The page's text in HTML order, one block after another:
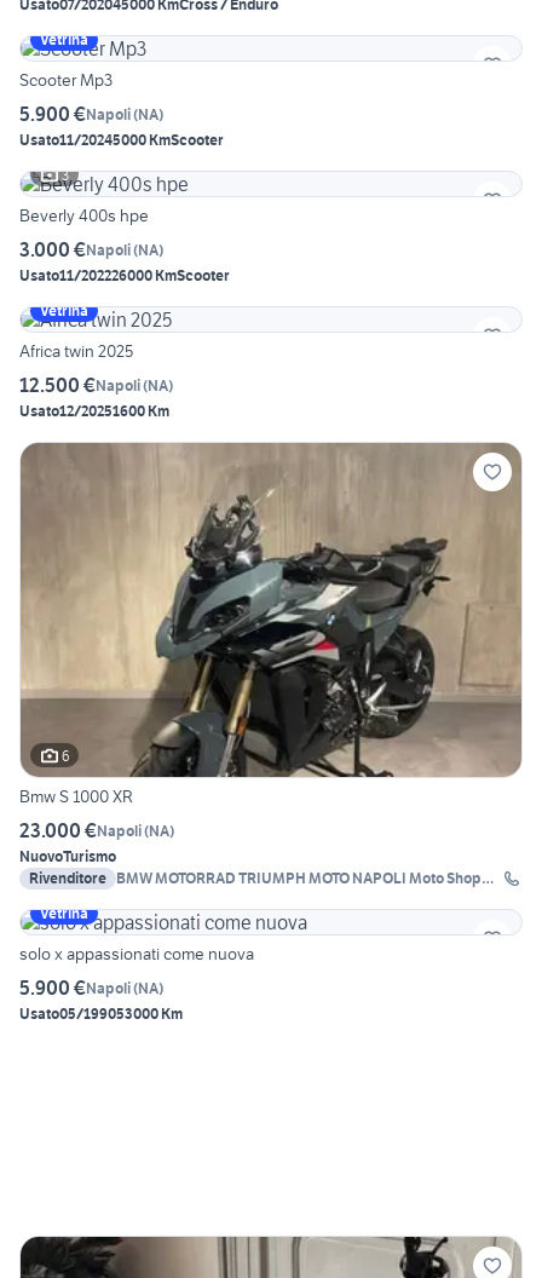
Usato07/202045000 KmCross / Enduro
Vetrina
Scooter Mp3
5.900 €Napoli(NA)
Usato11/20245000 KmScooter
3
Beverly 400s hpe
3.000 €Napoli(NA)
Usato11/202226000 KmScooter
Vetrina
Africa twin 2025
12.500 €Napoli(NA)
Usato12/20251600 Km
6
Bmw S 1000 XR
23.000 €Napoli(NA)
NuovoTurismo
Rivenditore BMW MOTORRAD TRIUMPH MOTO NAPOLI Moto Shop
Vetrina
solo x appassionati come nuova
5.900 €Napoli(NA)
Usato05/199053000 Km